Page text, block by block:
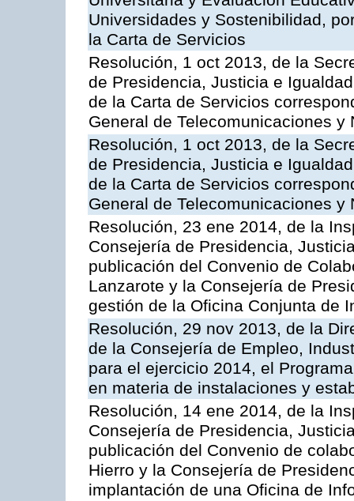
Universidades y Sostenibilidad,
la Carta de Servicios
Resolución, 1 oct 2013, de la
de Presidencia, Justicia e
de la Carta de Servicios
General de Telecomunicaciones y
Resolución, 1 oct 2013, de la
de Presidencia, Justicia e
de la Carta de Servicios
General de Telecomunicaciones y
Resolución, 23 ene 2014, de la
Consejería de Presidencia,
publicación del Convenio de
Lanzarote y la Consejería de
gestión de la Oficina Conjunta de
Resolución, 29 nov 2013, de la
de la Consejería de Empleo,
para el ejercicio 2014, el
en materia de instalaciones y
Resolución, 14 ene 2014, de la
Consejería de Presidencia,
publicación del Convenio de
Hierro y la Consejería de
implantación de una Oficina de